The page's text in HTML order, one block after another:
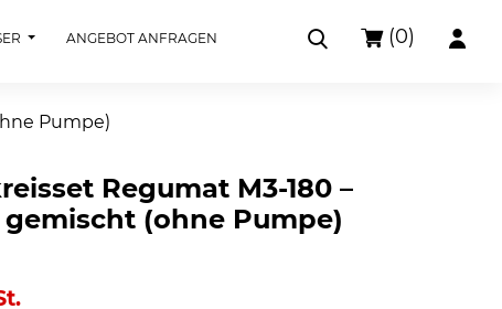
ANGEBOT ANFRAGEN (0)
Pumpe)
Regumat M3-180 –
(ohne Pumpe)